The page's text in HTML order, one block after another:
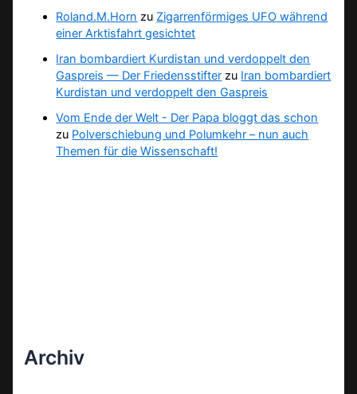
Roland.M.Horn zu Zigarrenförmiges UFO während
einer Arktisfahrt gesichtet
Iran bombardiert Kurdistan und verdoppelt den
Gaspreis — Der Friedensstifter zu Iran bombardiert
Kurdistan und verdoppelt den Gaspreis
Vom Ende der Welt - Der Papa bloggt das schon
zu Polverschiebung und Polumkehr – nun auch
Themen für die Wissenschaft!
Archiv